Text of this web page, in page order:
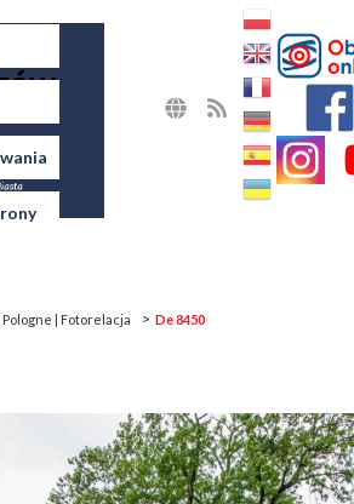
Pologne | Fotorelacja De 8450